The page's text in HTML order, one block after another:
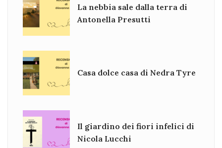
La nebbia sale dalla terra di
Antonella Presutti
Casa dolce casa di Nedra Tyre
Il giardino dei fiori infelici di
Nicola Lucchi